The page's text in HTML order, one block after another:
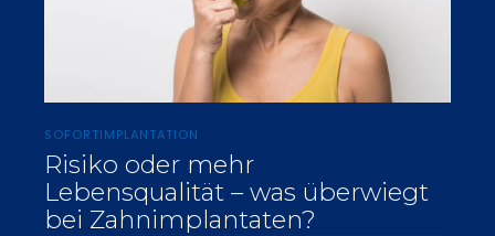
SOFORTIMPLANTATION
Risiko oder mehr
Lebensqualität – was überwiegt
bei Zahnimplantaten?